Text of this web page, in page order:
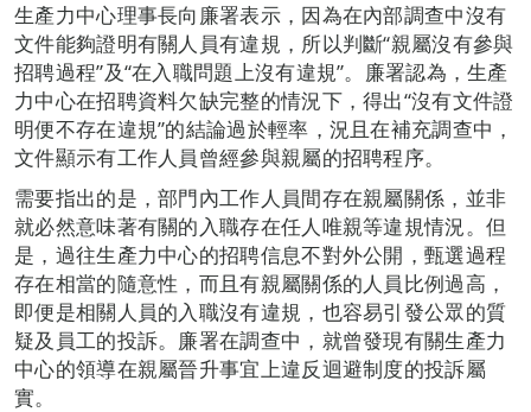
生產力中心理事長向廉署表示，因為在內部調查中沒有
文件能夠證明有關人員有違規，所以判斷“親屬沒有參與
招聘過程”及“在入職問題上沒有違規”。廉署認為，生產
力中心在招聘資料欠缺完整的情況下，得出“沒有文件證
明便不存在違規”的結論過於輕率，況且在補充調查中，
文件顯示有工作人員曾經參與親屬的招聘程序。
需要指出的是，部門內工作人員間存在親屬關係，並非
就必然意味著有關的入職存在任人唯親等違規情況。但
是，過往生產力中心的招聘信息不對外公開，甄選過程
存在相當的隨意性，而且有親屬關係的人員比例過高，
即便是相關人員的入職沒有違規，也容易引發公眾的質
疑及員工的投訴。廉署在調查中，就曾發現有關生產力
中心的領導在親屬晉升事宜上違反迴避制度的投訴屬
實。